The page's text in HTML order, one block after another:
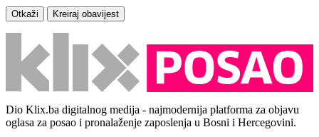
Otkaži Kreiraj obavijest
Dio Klix.ba digitalnog medija - najmodernija platforma za objavu
oglasa za posao i pronalaženje zaposlenja u Bosni i Hercegovini.